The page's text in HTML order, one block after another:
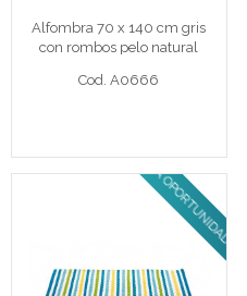
Cod. A0666
Alfombra 70 x 140 cm gris
con rombos pelo natural
Cod. A0666
ULTIMA OPORTUNIDAD!